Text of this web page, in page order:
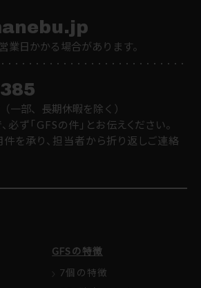
業日かかる場合があります。
一部、長期休暇を除く）
ず「GFSの件」とお伝えください。
を承り、担当者から折り返しご連絡
GFSの特徴
7個の特徴